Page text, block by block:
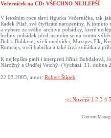
Večerníček na CD: VŠECHNO NEJLEPŠÍ
V letošním roce slaví figurka Večerníčka, tak
Radek Pilař, své čtyřicáté narozeniny. K
a vybere ze svého archivu pohádky, které
hrdiny pohádek před usnutím se na tomto
Bob s Bobkem, včelí medvídci, Maxipes Fík,
Rumcajs, ovčí babička a také živá zvířátka z
K nejlepším patří i interpreti Jiřina Bohdalová,
Nárožný a Ondřej Vetchý. (Vychází: 11. dubna
22.03.2005, autor: Robert Štípek
<< Novější­ 1 2 3 4 5
Content